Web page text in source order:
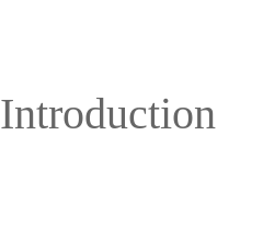
Introduction